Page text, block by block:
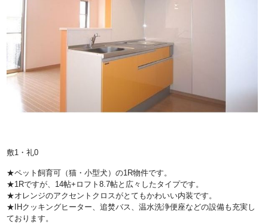
敷1・礼0
★ペット飼育可（猫・小型犬）の1R物件です。
★1Rですが、14帖+ロフト8.7帖と広々したタイプです。
★オレンジのアクセントクロスがとてもかわいい内装です。
★IHクッキングヒーター、追焚バス、温水洗浄便座などの設備も充実し
ております。